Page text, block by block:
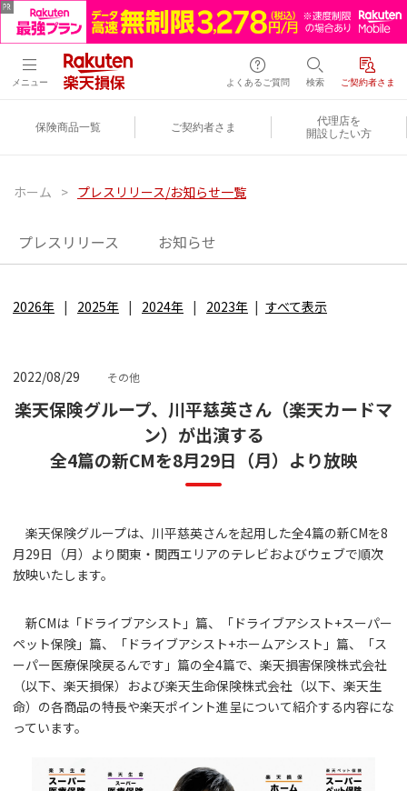
メニュー よくあるご質問 検索 ご契約者さま
保険商品一覧 ご契約者さま
代理店を
開設したい方
ホーム > プレスリリース/お知らせ一覧
プレスリリース お知らせ
2026年 2025年 2024年 2023年 すべて表示
2022/08/29 その他
楽天保険グループ、川平慈英さん（楽天カードマ
ン）が出演する
全4篇の新CMを8月29日（月）より放映
楽天保険グループは、川平慈英さんを起用した全4篇の新CMを8
月29日（月）より関東・関西エリアのテレビおよびウェブで順次
放映いたします。
新CMは「ドライブアシスト」篇、「ドライブアシスト+スーパー
ペット保険」篇、「ドライブアシスト+ホームアシスト」篇、「ス
ーパー医療保険戻るんです」篇の全4篇で、楽天損害保険株式会社
（以下、楽天損保）および楽天生命保険株式会社（以下、楽天生
命）の各商品の特長や楽天ポイント進呈について紹介する内容にな
っています。